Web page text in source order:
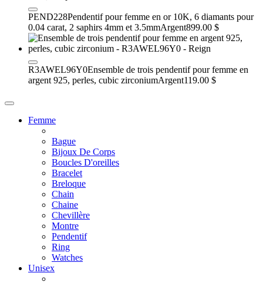
PEND228Pendentif pour femme en or 10K, 6 diamants pour
0.04 carat, 2 saphirs 4mm et 3.5mmArgent899.00 $
R3AWEL96Y0Ensemble de trois pendentif pour femme en
argent 925, perles, cubic zirconiumArgent119.00 $
Femme
Bague
Bijoux De Corps
Boucles D'oreilles
Bracelet
Breloque
Chain
Chaine
Chevillère
Montre
Pendentif
Ring
Watches
Unisex